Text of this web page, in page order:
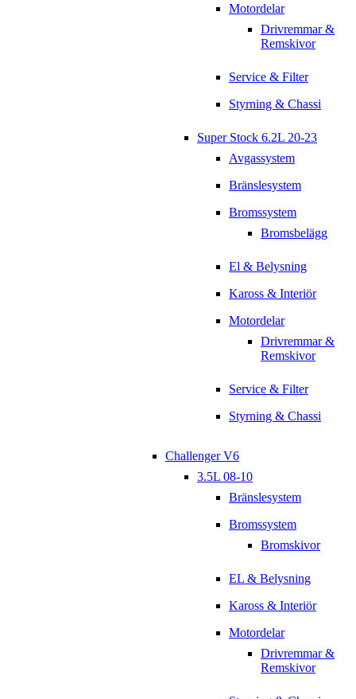
Motordelar
Drivremmar &
Remskivor
Service & Filter
Styrning & Chassi
Super Stock 6.2L 20-23
Avgassystem
Bränslesystem
Bromssystem
Bromsbelägg
El & Belysning
Kaross & Interiör
Motordelar
Drivremmar &
Remskivor
Service & Filter
Styrning & Chassi
Challenger V6
3.5L 08-10
Bränslesystem
Bromssystem
Bromskivor
EL & Belysning
Kaross & Interiör
Motordelar
Drivremmar &
Remskivor